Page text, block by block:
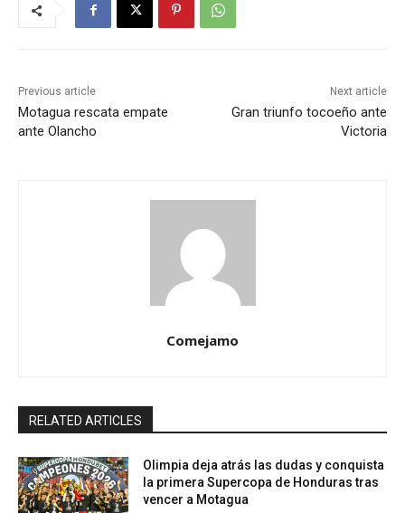
Previous article
Motagua rescata empate
ante Olancho
Next article
Gran triunfo tocoeño ante
Victoria
Comejamo
RELATED ARTICLES
Olimpia deja atrás las dudas y conquista
la primera Supercopa de Honduras tras
vencer a Motagua